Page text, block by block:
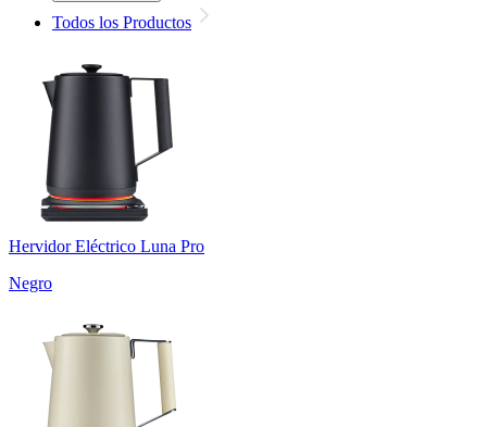
Todos los Productos
Hervidor Eléctrico Luna Pro
Negro